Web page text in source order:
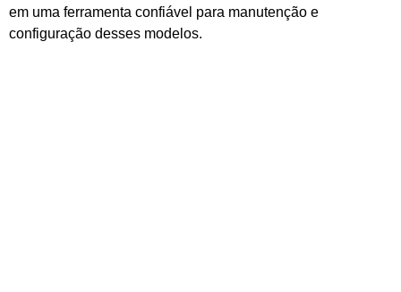
em uma ferramenta confiável para manutenção e
configuração desses modelos.